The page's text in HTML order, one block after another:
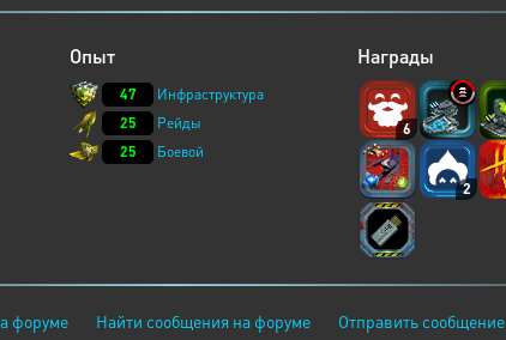
Опыт
47
Инфраструктура
25
Рейды
25
Боевой
Награды
6
2
форуме Найти сообщения на форуме Отправить сообщение